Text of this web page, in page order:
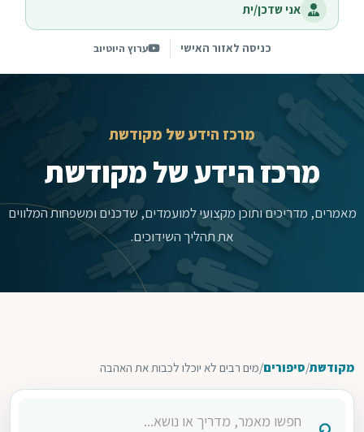
אני שדכן/ית
כניסה לאזור האישי ערוץ היוטיוב
מרכז הידע של מקודשת
מרכז הידע של מקודשת
מאמרים, מדריכים ותוכן מקצועי למועמדים, שדכנים ומשפחות המלווים
את תהליך השידוכים.
מקודשת/סיפורים/מים רבים לא יוכלו לכבות את האהבה